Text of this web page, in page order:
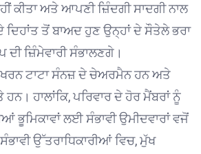
ਕੀਤਾ ਅਤੇ ਆਪਣੀ ਜ਼ਿੰਦਗੀ ਸਾਦਗੀ ਨਾਲ
ਦਿਹਾਂਤ ਤੋਂ ਬਾਅਦ ਹੁਣ ਉਨ੍ਹਾਂ ਦੇ ਸੌਤੇਲੇ ਭਰਾ
ਦੀ ਜ਼ਿੰਮੇਵਾਰੀ ਸੰਭਾਲਣਗੇ।
ਟਾਟਾ ਸੰਨਜ਼ ਦੇ ਚੇਅਰਮੈਨ ਹਨ ਅਤੇ
ਹਾਲਾਂਕਿ, ਪਰਿਵਾਰ ਦੇ ਹੋਰ ਮੈਂਬਰਾਂ ਨੂੰ
ਭੂਮਿਕਾਵਾਂ ਲਈ ਸੰਭਾਵੀ ਉਮੀਦਵਾਰਾਂ ਵਜੋਂ
ਉੱਤਰਾਧਿਕਾਰੀਆਂ ਵਿਚ, ਮੁੱਖ